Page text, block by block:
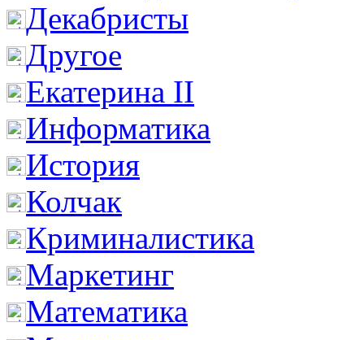
Декабристы
Другое
Екатерина II
Информатика
История
Колчак
Криминалистика
Маркетинг
Математика